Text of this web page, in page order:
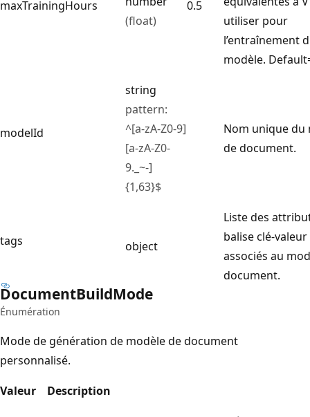
maxTrainingHours
(float)
0.5
utiliser pour
l’entraînement
modèle.
modelId
string
pattern:
^[a-zA-Z0-9]
[a-zA-Z0-
9._~-]
{1,63}$
Nom unique du
de document.
tags object
Liste des
balise clé-valeur
associés au
document.
DocumentBuildMode
Énumération
Mode de génération de modèle de document
personnalisé.
Valeur
Description